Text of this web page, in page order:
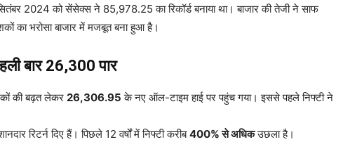
2024 को सेंसेक्स ने 85,978.25 का रिकॉर्ड बनाया था। बाजार की तेजी ने साफ
का भरोसा बाजार में मजबूत बना हुआ है।
बार 26,300 पार
की बढ़त लेकर 26,306.95 के नए ऑल-टाइम हाई पर पहुंच गया। इससे पहले निफ्टी ने
रिटर्न दिए हैं। पिछले 12 वर्षों में निफ्टी करीब400% से अधिकउछला है।